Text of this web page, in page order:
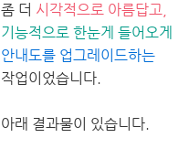
좀 더 시각적으로 아름답고,
기능적으로 한눈게 들어오게
안내도를 업그레이드하는
작업이었습니다.
아래 결과물이 있습니다.